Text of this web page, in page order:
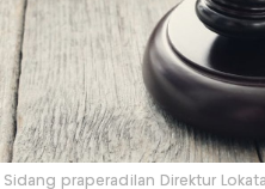
Sidang praperadilan Direktur